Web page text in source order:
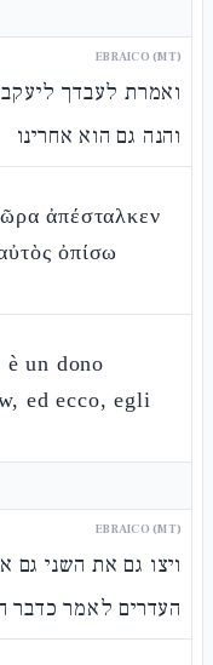
EBRAICO (MT)
ואמרת לעבדך
והנה גם הוא אחרינו
ἀπέσταλκεν
ὀπίσω
un dono
ed ecco, egli
EBRAICO (MT)
ויצו גם את השני
העדרים לאמר כדבר